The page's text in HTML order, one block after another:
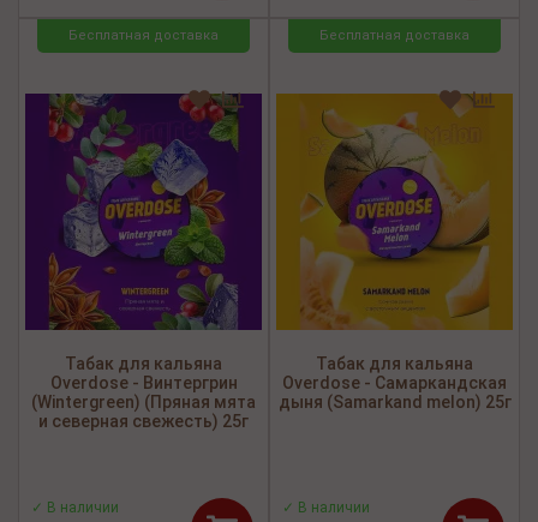
Бесплатная доставка
Табак для кальяна
Overdose - Винтергрин
(Wintergreen) (Пряная мята
и северная свежесть) 25г
✓ В наличии
Бесплатная доставка
Табак для кальяна
Overdose - Самаркандская
дыня (Samarkand melon) 25г
✓ В наличии